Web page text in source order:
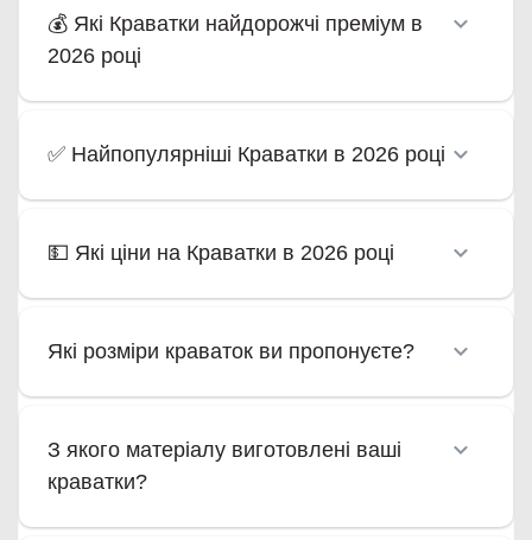
💰 Які Краватки найдорожчі преміум в
2026 році
✅ Найпопулярніші Краватки в 2026 році
💵 Які ціни на Краватки в 2026 році
Які розміри краваток ви пропонуєте?
З якого матеріалу виготовлені ваші
краватки?